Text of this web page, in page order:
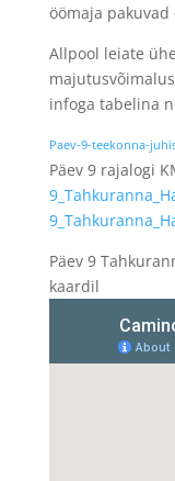
öömaja
Allpool leiate
infoga tabelina
Paev-9-teekonna-
Päev 9 rajalogi
Päev 9
kaardil